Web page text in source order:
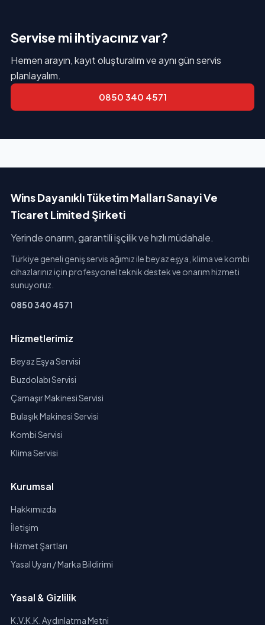
Servise mi ihtiyacınız var?
Hemen arayın, kayıt oluşturalım ve aynı gün servis
planlayalım.
0850 340 4571
Wins Dayanıklı Tüketim Malları Sanayi Ve
Ticaret Limited Şirketi
Yerinde onarım, garantili işçilik ve hızlı müdahale.
Türkiye geneli geniş servis ağımız ile beyaz eşya, klima ve kombi
cihazlarınız için profesyonel teknik destek ve onarım hizmeti
sunuyoruz.
0850 340 4571
Hizmetlerimiz
Beyaz Eşya Servisi
Buzdolabı Servisi
Çamaşır Makinesi Servisi
Bulaşık Makinesi Servisi
Kombi Servisi
Klima Servisi
Kurumsal
Hakkımızda
İletişim
Hizmet Şartları
Yasal Uyarı / Marka Bildirimi
Yasal & Gizlilik
K.V.K.K. Aydınlatma Metni